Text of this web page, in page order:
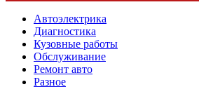
Автоэлектрика
Диагностика
Кузовные работы
Обслуживание
Ремонт авто
Разное